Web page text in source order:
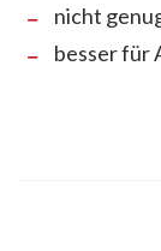
nicht
besser für